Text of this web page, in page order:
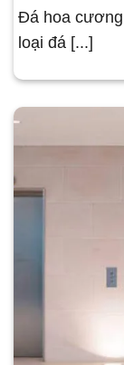
Đá hoa cương
loại đá [...]